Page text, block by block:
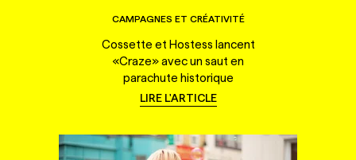
CAMPAGNES ET CRÉATIVITÉ
Cossette et Hostess lancent
«Craze» avec un saut en
parachute historique
LIRE L'ARTICLE